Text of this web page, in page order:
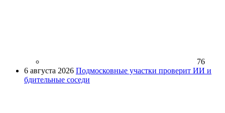
76
6 августа 2026 Подмосковные участки проверит ИИ и
бдительные соседи